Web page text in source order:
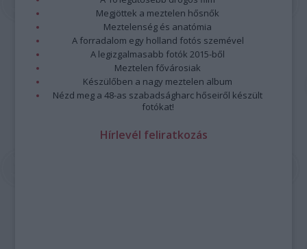
Megjöttek a meztelen hősnők
Meztelenség és anatómia
A forradalom egy holland fotós szemével
A legizgalmasabb fotók 2015-ből
Meztelen fővárosiak
Készülőben a nagy meztelen album
Nézd meg a 48-as szabadságharc hőseiről készült
fotókat!
Hírlevél feliratkozás